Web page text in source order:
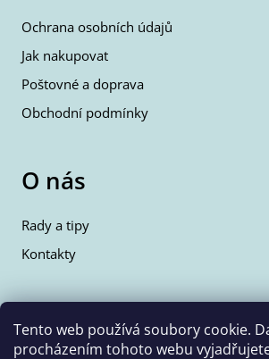
Tento web používá soubory cookie.
procházením tohoto webu
Ochrana osobních údajů
Jak nakupovat
Poštovné a doprava
Obchodní podmínky
O nás
Rady a tipy
Kontakty
Kontakty